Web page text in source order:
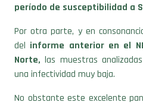
período de susceptibilidad a
Por otra parte, y en
del informe anterior en el
Norte, las muestras
una infectividad muy baja.
No obstante este excelente